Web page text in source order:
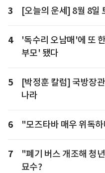
3 [오늘의 운세] 8월 8일
4
'독수리 오남매'에 또
부모' 됐다
5
[박정훈 칼럼] 국방장
나라
6 "모즈타바 매우 위독
7
"폐기 버스 개조해 청
묘수?